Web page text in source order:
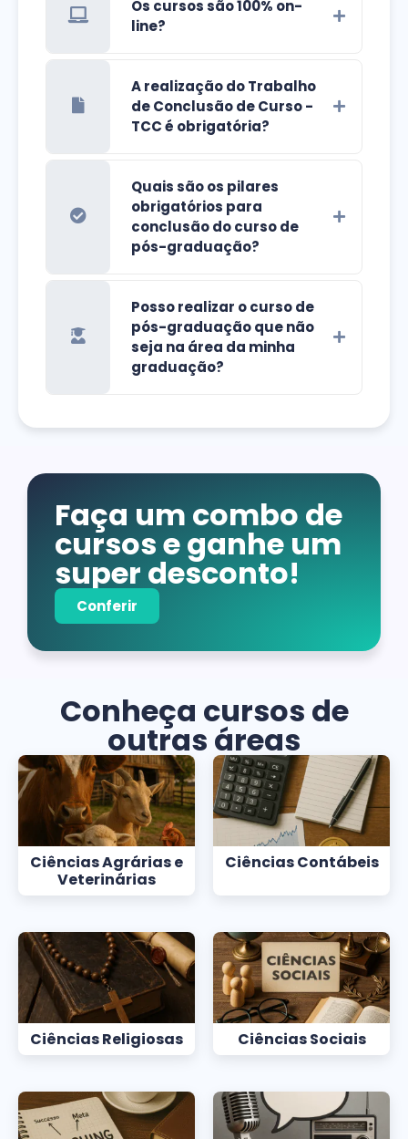
Os cursos são 100% on-
line?
A realização do Trabalho
de Conclusão de Curso -
TCC é obrigatória?
Quais são os pilares
obrigatórios para
conclusão do curso de
pós-graduação?
Posso realizar o curso de
pós-graduação que não
seja na área da minha
graduação?
Faça um combo de
cursos e ganhe um
super desconto!
Conferir
Conheça cursos de
outras áreas
Ciências Agrárias e
Veterinárias
Ciências Contábeis
Ciências Religiosas Ciências Sociais